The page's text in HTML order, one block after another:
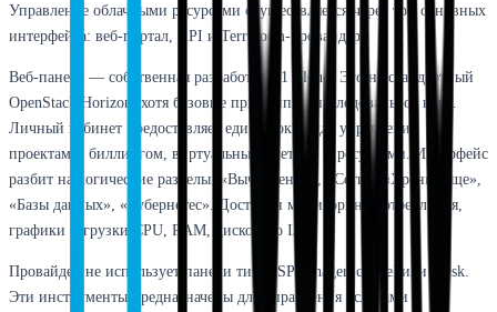
Управление облачными ресурсами осуществляется через три основных
интерфейса: веб-портал, API и Terraform-провайдер.
Веб-панель — собственная разработка T1 Cloud. Это не стандартный
OpenStack Horizon, хотя базовые принципы унаследованы от него.
Личный кабинет предоставляет единое окно для управления
проектами, биллингом, виртуальными сетями и ресурсами. Интерфейс
разбит на логические разделы: «Вычисления», «Сети», «Хранилище»,
«Базы данных», «Кубернетес». Доступен мониторинг потребления,
графики загрузки CPU, RAM, дискового I/O.
Провайдер не использует панели типа ISPmanager, cPanel или Plesk.
Эти инструменты предназначены для управления услугами